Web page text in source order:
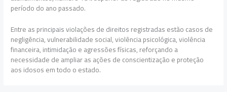
período do ano passado.
Entre as principais violações de direitos registradas estão casos de
negligência, vulnerabilidade social, violência psicológica, violência
financeira, intimidação e agressões físicas, reforçando a
necessidade de ampliar as ações de conscientização e proteção
aos idosos em todo o estado.